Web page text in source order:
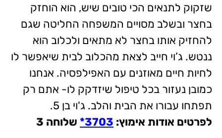
שזקוק לתנאים הכי טובים שיש, הוא הוחזק
בחצר ובשלב מסויים המשפחה החליטה שגם
להחזיק אותו בחצר לא מתאים ולכלוב הוא
ננטש. ג’וי חייב לצאת מהכלוב לבית שיאפשר לו
לחיות חיים מאוזנים עם האפילפסיה. אנחנו
כמובן נעזור בכל טיפול שיזדקק לו- אתם רק
תפתחו עבורו את הבית והלב. ג'וי בן 5.
לפרטים אודות אימוץ:
3703* שלוחה 3